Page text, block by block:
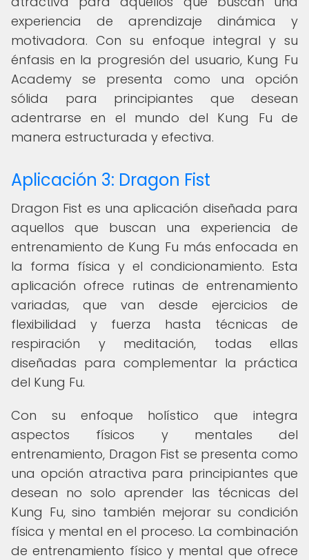
experiencia de aprendizaje dinámica y
motivadora. Con su enfoque integral y su
énfasis en la progresión del usuario, Kung Fu
Academy se presenta como una opción
sólida para principiantes que desean
adentrarse en el mundo del Kung Fu de
manera estructurada y efectiva.
Aplicación 3: Dragon Fist
Dragon Fist es una aplicación diseñada para
aquellos que buscan una experiencia de
entrenamiento de Kung Fu más enfocada en
la forma física y el condicionamiento. Esta
aplicación ofrece rutinas de entrenamiento
variadas, que van desde ejercicios de
flexibilidad y fuerza hasta técnicas de
respiración y meditación, todas ellas
diseñadas para complementar la práctica
del Kung Fu.
Con su enfoque holístico que integra
aspectos físicos y mentales del
entrenamiento, Dragon Fist se presenta como
una opción atractiva para principiantes que
desean no solo aprender las técnicas del
Kung Fu, sino también mejorar su condición
física y mental en el proceso. La combinación
de entrenamiento físico y mental que ofrece